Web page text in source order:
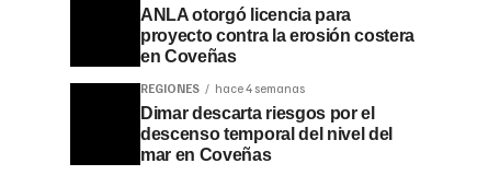
ANLA otorgó licencia para
proyecto contra la erosión costera
en Coveñas
REGIONES hace 4 semanas
Dimar descarta riesgos por el
descenso temporal del nivel del
mar en Coveñas